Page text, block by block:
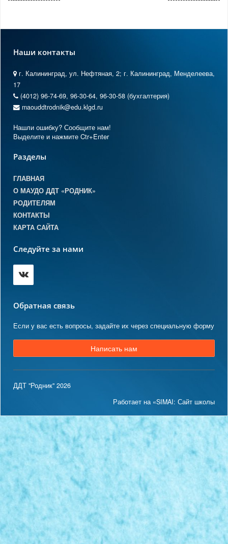
Наши контакты
г. Калининград, ул. Нефтяная, 2; г. Калининград, Менделеева,
17
(4012) 96-74-69, 96-30-64, 96-30-58 (бухгалтерия)
maouddtrodnik@edu.klgd.ru
Нашли ошибку? Сообщите нам!
Выделите и нажмите Ctr+Enter
Разделы
ГЛАВНАЯ
О МАУДО ДДТ «РОДНИК»
РОДИТЕЛЯМ
КОНТАКТЫ
КАРТА САЙТА
Следуйте за нами
Обратная связь
Если у вас есть вопросы, задайте их через специальную форму
Написать нам
ДДТ "Родник" 2026
Работает на «SIMAI: Сайт школы